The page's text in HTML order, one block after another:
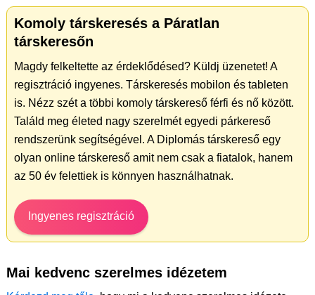
Komoly társkeresés a Páratlan
társkeresőn
Magdy felkeltette az érdeklődésed? Küldj üzenetet! A
regisztráció ingyenes. Társkeresés mobilon és tableten
is. Nézz szét a többi komoly társkereső férfi és nő között.
Találd meg életed nagy szerelmét egyedi párkereső
rendszerünk segítségével. A Diplomás társkereső egy
olyan online társkereső amit nem csak a fiatalok, hanem
az 50 év felettiek is könnyen használhatnak.
Ingyenes regisztráció
Mai kedvenc szerelmes idézetem